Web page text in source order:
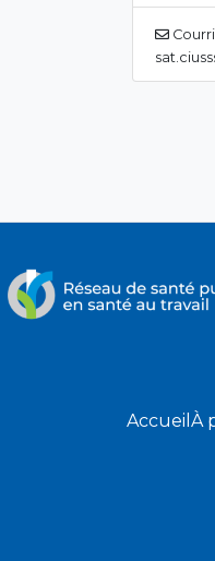
Accueil À